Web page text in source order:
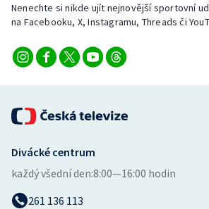
Stolní tenis
Triatlon
Vodní slalom
Ostatní
Nenechte si nikde ujít nejnovější sportovní
na Facebooku, X, Instagramu, Threads či
Divácké centrum
každý všední den:8:00—16:00 hodin
261 136 113